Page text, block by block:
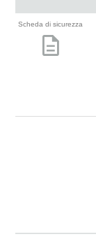
Scheda di sicurezza
description